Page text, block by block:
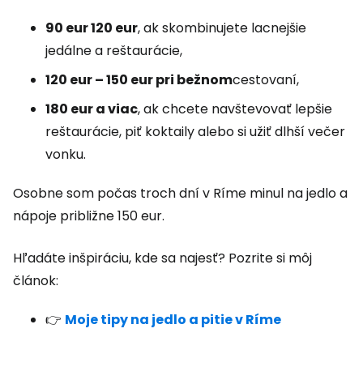
90 eur 120 eur, ak skombinujete lacnejšie
jedálne a reštaurácie,
120 eur – 150 eur pri bežnomcestovaní,
180 eur a viac, ak chcete navštevovať lepšie
reštaurácie, piť koktaily alebo si užiť dlhší večer
vonku.
Osobne som počas troch dní v Ríme minul na jedlo a
nápoje približne 150 eur.
Hľadáte inšpiráciu, kde sa najesť? Pozrite si môj
článok:
👉 Moje tipy na jedlo a pitie v Ríme